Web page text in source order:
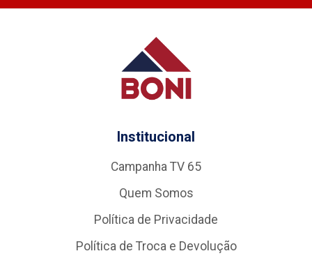
Institucional
Campanha TV 65
Quem Somos
Política de Privacidade
Política de Troca e Devolução